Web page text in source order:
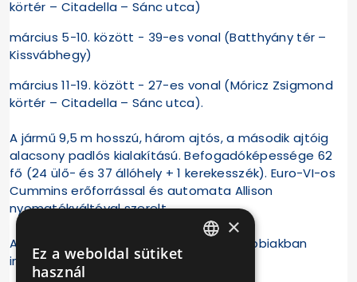
körtér – Citadella – Sánc utca)
március 5-10. között - 39-es vonal (Batthyány tér –
Kissvábhegy)
március 11-19. között - 27-es vonal (Móricz Zsigmond
körtér – Citadella – Sánc utca).
A jármű 9,5 m hosszú, három ajtós, a második ajtóig
alacsony padlós kialakítású. Befogadóképessége 62
fő (24 ülő- és 37 állóhely + 1 kerekesszék). Euro-VI-os
Cummins erőforrással és automata Allison
nyomatékváltóval szerelt.
Az autóbusz a tesztüzem során a továbbiakban
ingyenesen igénybe vehető!
×
Ez a weboldal sütiket
használ